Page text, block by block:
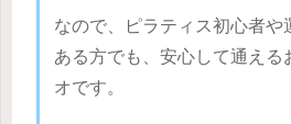
なので、ピラティス初心者や
ある方でも、安心して通える
オです。